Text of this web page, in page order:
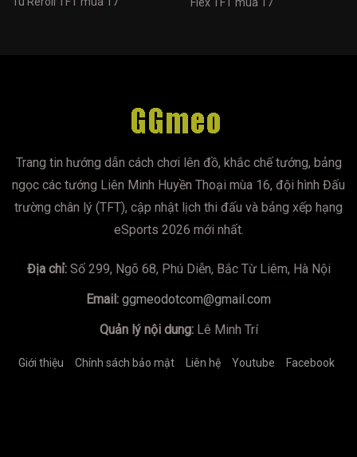
Trang tin hướng dẫn cách chơi lên đồ, khắc chế tướng, bảng
ngọc các tướng Liên Minh Huyền Thoại mùa 16, đội hình Đấu
trường chân lý (TFT), cập nhật lịch thi đấu và bảng xếp hạng
eSports 2026 mới nhất.
Địa chỉ:Số 299, Ngõ 68, Phú Diễn, Bắc Từ Liêm, Hà Nội
Email: ggmeodotcom@gmail.com
Quản lý nội dung:Lê Minh Trí
Giới thiệu Chính sách bảo mật Liên hệ Youtube Facebook